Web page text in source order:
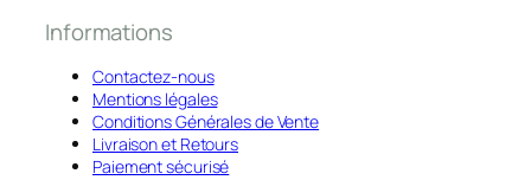
Informations
Contactez-nous
Mentions légales
Conditions Générales de Vente
Livraison et Retours
Paiement sécurisé